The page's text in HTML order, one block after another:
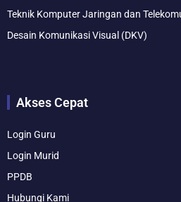
Teknik Komputer Jaringan dan
Desain Komunikasi Visual (DKV)
Akses Cepat
Login Guru
Login Murid
PPDB
Hubungi Kami